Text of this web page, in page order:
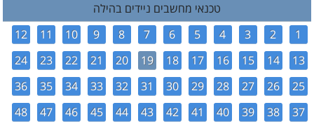
טכנאי מחשבים ניידים בהילה
1
2
3
4
5
6
7
8
9
10
11
12
13
14
15
16
17
18
19
20
21
22
23
24
25
26
27
28
29
30
31
32
33
34
35
36
37
38
39
40
41
42
43
44
45
46
47
48